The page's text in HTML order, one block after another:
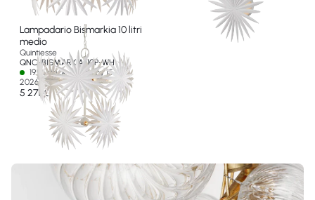
Lampadario Bismarkia 10 litri
medio
Quintiesse
QNC-BISMARKIA-10P-WH
19 In stock - Ships by 15 ago
2026
5 271 €